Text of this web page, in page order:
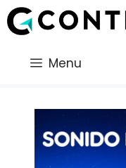
Saltar
al
Menu